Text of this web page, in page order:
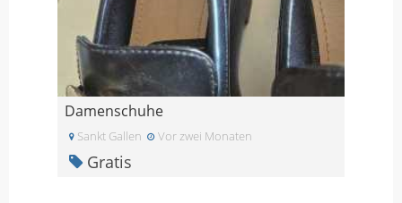
Damenschuhe
Sankt Gallen Vor zwei Monaten
Gratis